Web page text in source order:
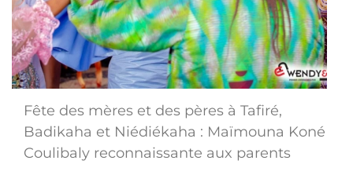
Fête des mères et des pères à Tafiré,
Badikaha et Niédiékaha : Maïmouna Koné
Coulibaly reconnaissante aux parents